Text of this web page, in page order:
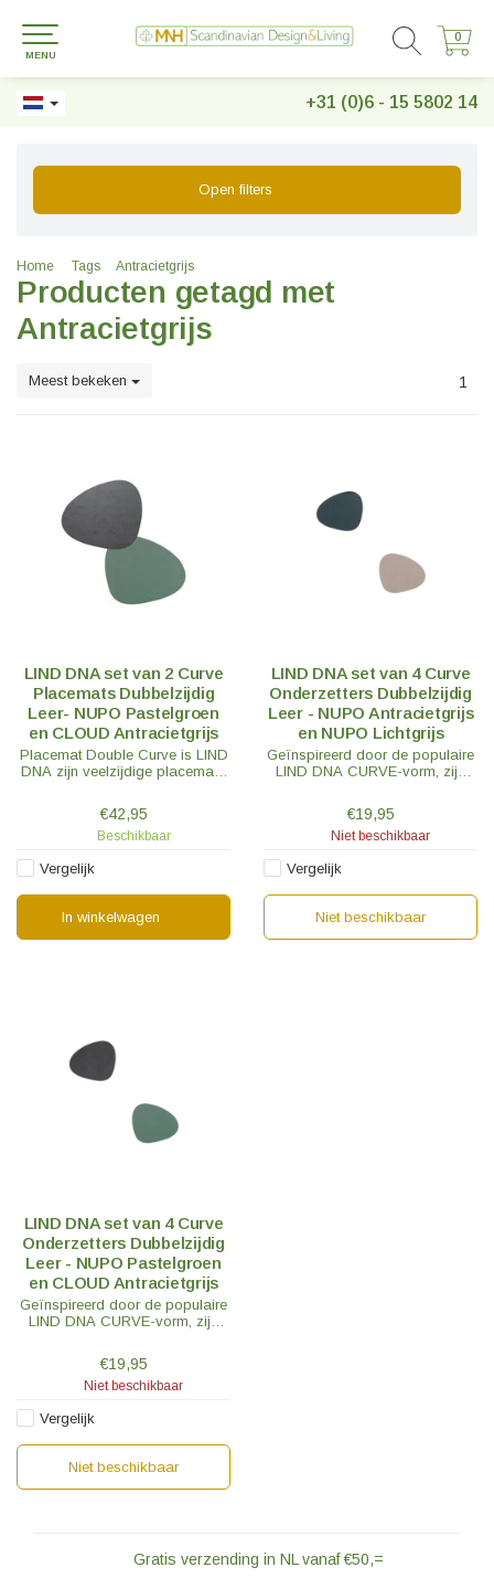
+31 (0)6 - 15 5802 14
0
0
MENU
Open filters
Home Tags Antracietgrijs
Producten getagd met
Antracietgrijs
Meest bekeken 1
LIND DNA set van 2 Curve
Placemats Dubbelzijdig
Leer- NUPO Pastelgroen
en CLOUD Antracietgrijs
Placemat Double Curve is LIND
DNA zijn veelzijdige placemat -
gerecycled leer met
verschillende kleuren aan beide
zijden.
€42,95
Beschikbaar
Vergelijk
In winkelwagen
LIND DNA set van 4 Curve
Onderzetters Dubbelzijdig
Leer - NUPO Antracietgrijs
en NUPO Lichtgrijs
Geïnspireerd door de populaire
LIND DNA CURVE-vorm, zijn
als aanvulling op je tafelsetting
of als designstatement.
€19,95
Niet beschikbaar
Vergelijk
Niet beschikbaar
LIND DNA set van 4 Curve
Onderzetters Dubbelzijdig
Leer - NUPO Pastelgroen
en CLOUD Antracietgrijs
Geïnspireerd door de populaire
LIND DNA CURVE-vorm, zijn
als aanvulling op je tafelsetting
of als designstatement.
€19,95
Niet beschikbaar
Vergelijk
Niet beschikbaar
Gratis verzending in NL vanaf €50,=